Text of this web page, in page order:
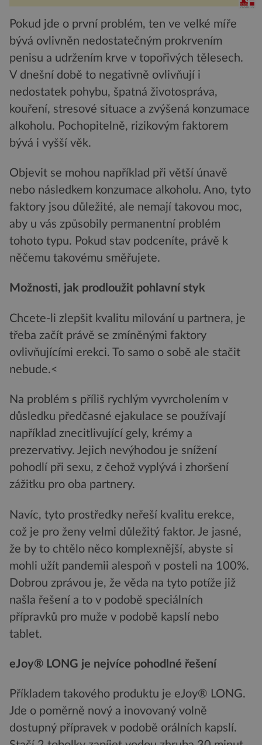
Pokud jde o první problém, ten ve velké míře
bývá ovlivněn nedostatečným prokrvením
penisu a udržením krve v topořivých tělesech.
V dnešní době to negativně ovlivňují i
nedostatek pohybu, špatná životospráva,
kouření, stresové situace a zvýšená konzumace
alkoholu. Pochopitelně, rizikovým faktorem
bývá i vyšší věk.
Objevit se mohou například při větší únavě
nebo následkem konzumace alkoholu. Ano, tyto
faktory jsou důležité, ale nemají takovou moc,
aby u vás způsobily permanentní problém
tohoto typu. Pokud stav podceníte, právě k
něčemu takovému směřujete.
Možnosti, jak prodloužit pohlavní styk
Chcete-li zlepšit kvalitu milování u partnera, je
třeba začít právě se zmíněnými faktory
ovlivňujícími erekci. To samo o sobě ale stačit
nebude.<
Na problém s příliš rychlým vyvrcholením v
důsledku předčasné ejakulace se používají
například znecitlivující gely, krémy a
prezervativy. Jejich nevýhodou je snížení
pohodlí při sexu, z čehož vyplývá i zhoršení
zážitku pro oba partnery.
Navíc, tyto prostředky neřeší kvalitu erekce,
což je pro ženy velmi důležitý faktor. Je jasné,
že by to chtělo něco komplexnější, abyste si
mohli užít pandemii alespoň v posteli na 100%.
Dobrou zprávou je, že věda na tyto potíže již
našla řešení a to v podobě speciálních
přípravků pro muže v podobě kapslí nebo
tablet.
eJoy® LONG je nejvíce pohodlné řešení
Příkladem takového produktu je eJoy® LONG.
Jde o poměrně nový a inovovaný volně
dostupný přípravek v podobě orálních kapslí.